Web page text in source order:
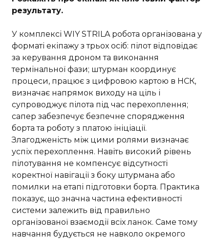
результату.
У комплексі WIY STRILA робота організована у
форматі екіпажу з трьох осіб: пілот відповідає
за керування дроном та виконання
термінальної фази; штурман координує
процеси, працює з цифровою картою в НСК,
визначає напрямок виходу на ціль і
супроводжує пілота під час перехоплення;
сапер забезпечує безпечне спорядження
борта та роботу з платою ініціації.
Злагодженість між цими ролями визначає
успіх перехоплення. Навіть високий рівень
пілотування не компенсує відсутності
коректної навігації з боку штурмана або
помилки на етапі підготовки борта. Практика
показує, що значна частина ефективності
системи залежить від правильно
організованої взаємодії всіх ланок. Саме тому
навчання будується не навколо окремого